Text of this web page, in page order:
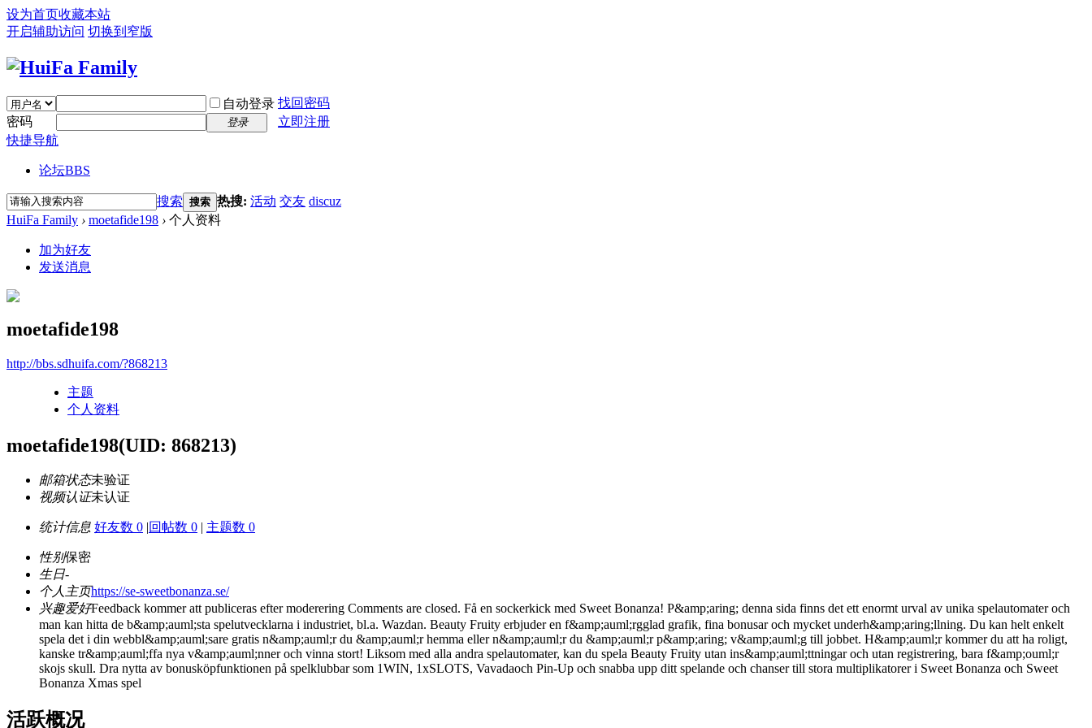
设为首页收藏本站
开启辅助访问 切换到窄版
自动登录 找回密码
密码
登录
立即注册
快捷导航
论坛BBS
搜索 搜索 热搜: 活动 交友 discuz
HuiFa Family › moetafide198 › 个人资料
加为好友
发送消息
moetafide198
http://bbs.sdhuifa.com/?868213
主题
个人资料
moetafide198(UID: 868213)
邮箱状态未验证
视频认证未认证
统计信息 好友数 0 |回帖数 0 | 主题数 0
性别保密
生日-
个人主页https://se-sweetbonanza.se/
兴趣爱好Feedback kommer att publiceras efter moderering Comments are closed. Få en sockerkick med Sweet Bonanza! P&amp;aring; denna sida finns det ett enormt urval av unika spelautomater och
man kan hitta de b&amp;auml;sta spelutvecklarna i industriet, bl.a. Wazdan. Beauty Fruity erbjuder en f&amp;auml;rgglad grafik, fina bonusar och mycket underh&amp;aring;llning. Du kan helt enkelt
spela det i din webbl&amp;auml;sare gratis n&amp;auml;r du &amp;auml;r hemma eller n&amp;auml;r du &amp;auml;r p&amp;aring; v&amp;auml;g till jobbet. H&amp;auml;r kommer du att ha roligt,
kanske tr&amp;auml;ffa nya v&amp;auml;nner och vinna stort! Liksom med alla andra spelautomater, kan du spela Beauty Fruity utan ins&amp;auml;ttningar och utan registrering, bara f&amp;ouml;r
skojs skull. Dra nytta av bonusköpfunktionen på spelklubbar som 1WIN, 1xSLOTS, Vavadaoch Pin-Up och snabba upp ditt spelande och chanser till stora multiplikatorer i Sweet Bonanza och Sweet
Bonanza Xmas spel
活跃概况